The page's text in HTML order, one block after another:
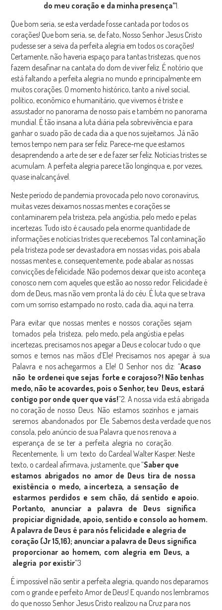
do meu coração e da minha presença”1.
Que bom seria, se esta verdade fosse cantada por todos os
corações! Que bom seria, se, de fato, Nosso Senhor Jesus Cristo
pudesse ser a seiva da perfeita alegria em todos os corações!
Certamente, não haveria espaço para tantas tristezas, que nos
fazem desafinar na cantata do dom de viver feliz. É notório que
está faltando a perfeita alegria no mundo e principalmente em
muitos corações. O momento histórico, tanto a nível social,
político, econômico e humanitário, que vivemos é triste e
assustador no panorama de nosso país e também no panorama
mundial. É tão insana a luta diária pela sobrevivência e para
ganhar o suado pão de cada dia a que nos sujeitamos. Já não
temos tempo nem para ser feliz. Parece-me que estamos
desaprendendo a arte de ser e de fazer ser feliz. Notícias tristes se
acumulam. A perfeita alegria parece tão longínqua e, por vezes,
quase inalcançável.
Neste período de pandemia provocada pelo novo coronavírus,
muitas vezes deixamos nossas mentes e corações se
contaminarem pela tristeza, pela angústia, pelo medo e pelas
incertezas. Tudo isto é causado pela enorme quantidade de
informações e notícias tristes que recebemos. Tal contaminação
pela tristeza pode ser devastadora em nossas vidas, pois abala
nossas mentes e, consequentemente, pode abalar as nossas
convicções de felicidade. Não podemos deixar que isto aconteça
conosco nem com aqueles que estão ao nosso redor. Felicidade é
dom de Deus, mas não vem pronta lá do céu. É luta que se trava
com um sorriso estampado no rosto, cada dia, aqui na terra.
Para evitar que nossas mentes e nossos corações sejam
tomados pela tristeza, pelo medo, pela angústia e pelas
incertezas, precisamos nos apegar a Deus e colocar tudo o que
somos e temos nas mãos d’Ele! Precisamos nos apegar à sua
Palavra e nos achegarmos a Ele! O Senhor nos diz: “Acaso
não te ordenei que sejas forte e corajoso?! Não tenhas
medo, não te acovardes, pois o Senhor, teu Deus, estará
contigo por onde quer que vás!”2. A nossa vida está abrigada
no coração de nosso Deus. Não estamos sozinhos e jamais
seremos abandonados por Ele. Sabemos desta verdade que nos
consola, pelo anúncio de sua Palavra que nos renova a
esperança de se ter a perfeita alegria no coração.
Recentemente, li um texto do Cardeal Walter Kasper. Neste
texto, o cardeal afirmava, justamente, que “Saber que
estamos abrigados no amor de Deus tira de nossa
existência o medo, a incerteza, a sensação de
estarmos perdidos e sem chão, dá sentido e apoio.
Portanto, anunciar a palavra de Deus significa
propiciar dignidade, apoio, sentido e consolo ao homem.
A palavra de Deus é para nós felicidade e alegria de
coração (Jr 15,16); anunciar a palavra de Deus significa
proporcionar ao homem, com alegria em Deus, a
alegria por existir”3
É impossível não sentir a perfeita alegria, quando nos deparamos
com o grande e perfeito Amor de Deus! E quando nos lembramos
do que nosso Senhor Jesus Cristo realizou na Cruz para nos